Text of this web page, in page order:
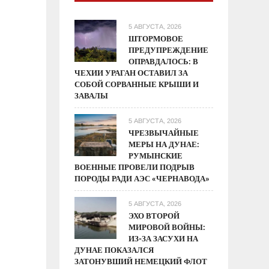
5 АВГУСТА, 2026
ШТОРМОВОЕ
ПРЕДУПРЕЖДЕНИЕ
ОПРАВДАЛОСЬ: В
ЧЕХИИ УРАГАН ОСТАВИЛ ЗА
СОБОЙ СОРВАННЫЕ КРЫШИ И
ЗАВАЛЫ
5 АВГУСТА, 2026
ЧРЕЗВЫЧАЙНЫЕ
МЕРЫ НА ДУНАЕ:
РУМЫНСКИЕ
ВОЕННЫЕ ПРОВЕЛИ ПОДРЫВ
ПОРОДЫ РАДИ АЭС «ЧЕРНАВОДА»
5 АВГУСТА, 2026
ЭХО ВТОРОЙ
МИРОВОЙ ВОЙНЫ:
ИЗ-ЗА ЗАСУХИ НА
ДУНАЕ ПОКАЗАЛСЯ
ЗАТОНУВШИЙ НЕМЕЦКИЙ ФЛОТ